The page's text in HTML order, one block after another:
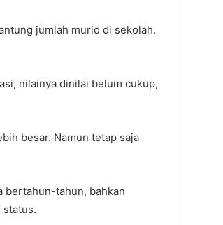
jumlah murid di sekolah.
nilainya dinilai belum cukup,
besar. Namun tetap saja
bertahun-tahun, bahkan
status.